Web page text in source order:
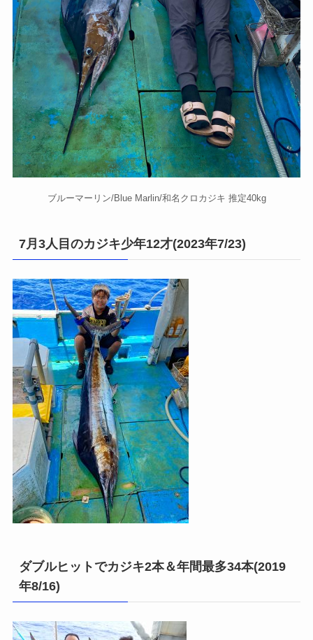
ブルーマーリン/Blue Marlin/和名クロカジキ 推定40kg
7月3人目のカジキ少年12才(2023年7/23)
ダブルヒットでカジキ2本＆年間最多34本(2019
年8/16)